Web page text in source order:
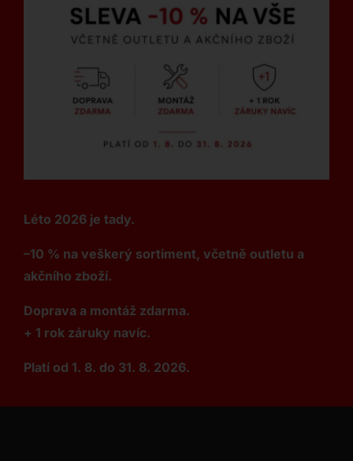
Léto 2026 je tady.
–10 % na veškerý sortiment, včetně outletu a
akčního zboží.
Doprava a montáž zdarma.
+ 1 rok záruky navíc.
Platí od 1. 8. do 31. 8. 2026.